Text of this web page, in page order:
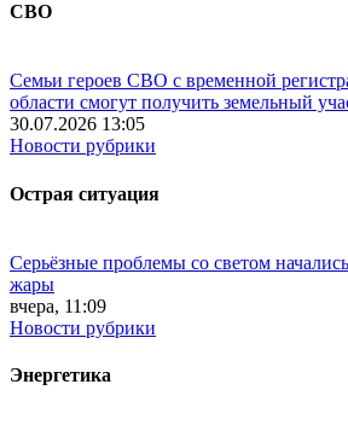
СВО
Семьи героев СВО с временной
области смогут получить земельный
30.07.2026 13:05
Новости рубрики
Острая ситуация
Серьёзные проблемы со светом
жары
вчера, 11:09
Новости рубрики
Энергетика